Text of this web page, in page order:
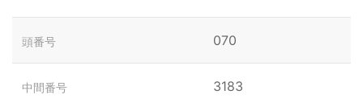
頭番号 070
中間番号 3183